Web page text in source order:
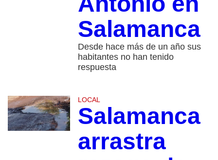
Salamanca
Desde hace más de un año sus
habitantes no han tenido
respuesta
LOCAL
Salamanca
arrastra